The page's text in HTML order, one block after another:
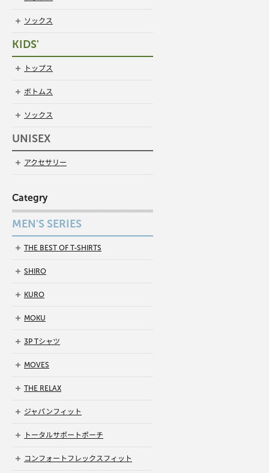
ソックス
KIDS'
トップス
ボトムス
ソックス
UNISEX
アクセサリー
Categry
MEN'S SERIES
THE BEST OF T-SHIRTS
SHIRO
KURO
MOKU
3P Tシャツ
MOVES
THE RELAX
ジャパンフィット
トータルサポートポーチ
コンフォートフレックスフィット